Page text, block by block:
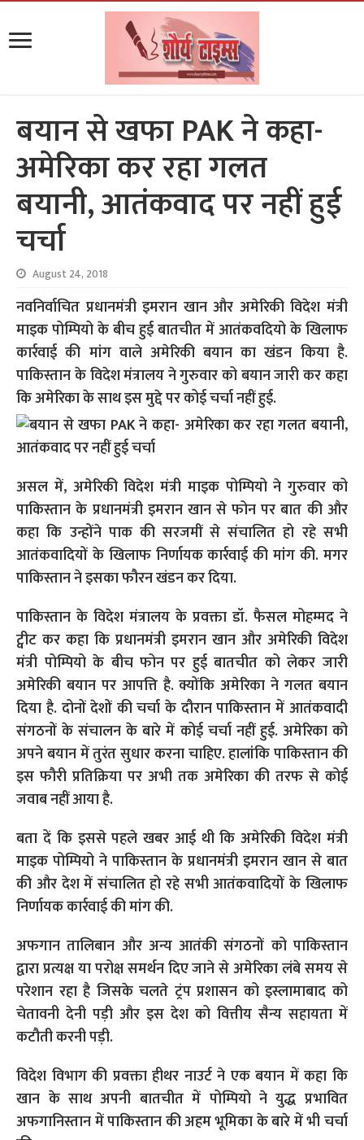
बयान से खफा PAK ने कहा-
अमेरिका कर रहा गलत
बयानी, आतंकवाद पर नहीं हुई
चर्चा
August 24, 2018
नवनिर्वाचित प्रधानमंत्री इमरान खान और अमेरिकी विदेश मंत्री
माइक पोम्पियो के बीच हुई बातचीत में आतंकवदियो के खिलाफ
कार्रवाई की मांग वाले अमेरिकी बयान का खंडन किया है.
पाकिस्तान के विदेश मंत्रालय ने गुरुवार को बयान जारी कर कहा
कि अमेरिका के साथ इस मुद्दे पर कोई चर्चा नहीं हुई.
असल में, अमेरिकी विदेश मंत्री माइक पोम्पियो ने गुरुवार को
पाकिस्तान के प्रधानमंत्री इमरान खान से फोन पर बात की और
कहा कि उन्होंने पाक की सरजमीं से संचालित हो रहे सभी
आतंकवादियों के खिलाफ निर्णायक कार्रवाई की मांग की. मगर
पाकिस्तान ने इसका फौरन खंडन कर दिया.
पाकिस्तान के विदेश मंत्रालय के प्रवक्ता डॉ. फैसल मोहम्मद ने
ट्वीट कर कहा कि प्रधानमंत्री इमरान खान और अमेरिकी विदेश
मंत्री पोम्पियो के बीच फोन पर हुई बातचीत को लेकर जारी
अमेरिकी बयान पर आपत्ति है. क्योंकि अमेरिका ने गलत बयान
दिया है. दोनों देशों की चर्चा के दौरान पाकिस्तान में आतंकवादी
संगठनों के संचालन के बारे में कोई चर्चा नहीं हुई. अमेरिका को
अपने बयान में तुरंत सुधार करना चाहिए. हालांकि पाकिस्तान की
इस फौरी प्रतिक्रिया पर अभी तक अमेरिका की तरफ से कोई
जवाब नहीं आया है.
बता दें कि इससे पहले खबर आई थी कि अमेरिकी विदेश मंत्री
माइक पोम्पियो ने पाकिस्तान के प्रधानमंत्री इमरान खान से बात
की और देश में संचालित हो रहे सभी आतंकवादियों के खिलाफ
निर्णायक कार्रवाई की मांग की.
अफगान तालिबान और अन्य आतंकी संगठनों को पाकिस्तान
द्वारा प्रत्यक्ष या परोक्ष समर्थन दिए जाने से अमेरिका लंबे समय से
परेशान रहा है जिसके चलते ट्रंप प्रशासन को इस्लामाबाद को
चेतावनी देनी पड़ी और इस देश को वित्तीय सैन्य सहायता में
कटौती करनी पड़ी.
विदेश विभाग की प्रवक्ता हीथर नाउर्ट ने एक बयान में कहा कि
खान के साथ अपनी बातचीत में पोम्पियो ने युद्ध प्रभावित
अफगानिस्तान में पाकिस्तान की अहम भूमिका के बारे में भी चर्चा